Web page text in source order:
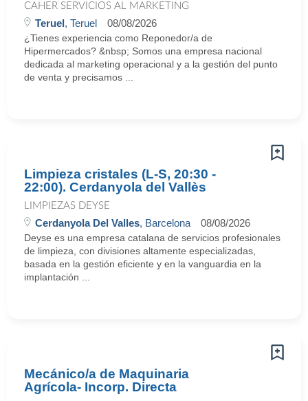
CAHER SERVICIOS AL MARKETING
Teruel, Teruel 08/08/2026
¿Tienes experiencia como Reponedor/a de
Hipermercados? &nbsp; Somos una empresa nacional
dedicada al marketing operacional y a la gestión del punto
de venta y precisamos ...
Limpieza cristales (L-S, 20:30 -
22:00). Cerdanyola del Vallès
LIMPIEZAS DEYSE
Cerdanyola Del Valles, Barcelona 08/08/2026
Deyse es una empresa catalana de servicios profesionales
de limpieza, con divisiones altamente especializadas,
basada en la gestión eficiente y en la vanguardia en la
implantación ...
Mecánico/a de Maquinaria
Agrícola- Incorp. Directa